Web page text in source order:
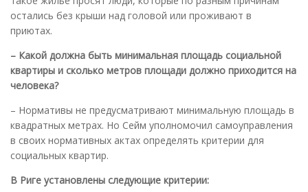
остались без крыши над головой или проживают в
приютах.
– Какой должна быть минимальная площадь социальной
квартиры и сколько метров площади должно приходится на
человека?
– Нормативы не предусматривают минимальную площадь в
квадратных метрах. Но Сейм уполномочил самоуправления
в своих нормативных актах определять критерии для
социальных квартир.
В Риге установлены следующие критерии: